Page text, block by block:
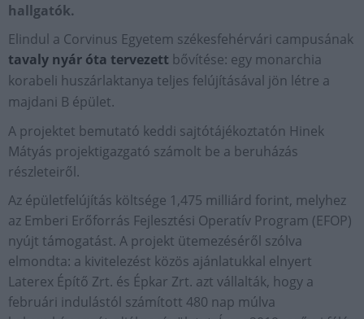
hallgatók.
Elindul a Corvinus Egyetem székesfehérvári campusának
tavaly nyár óta tervezett bővítése: egy monarchia
korabeli huszárlaktanya teljes felújításával jön létre a
majdani B épület.
A projektet bemutató keddi sajtótájékoztatón Hinek
Mátyás projektigazgató számolt be a beruházás
részleteiről.
Az épületfelújítás költsége 1,475 milliárd forint, melyhez
az Emberi Erőforrás Fejlesztési Operatív Program (EFOP)
nyújt támogatást. A projekt ütemezéséről szólva
elmondta: a kivitelezést közös ajánlatukkal elnyert
Laterex Építő Zrt. és Épkar Zrt. azt vállalták, hogy a
februári indulástól számított 480 nap múlva